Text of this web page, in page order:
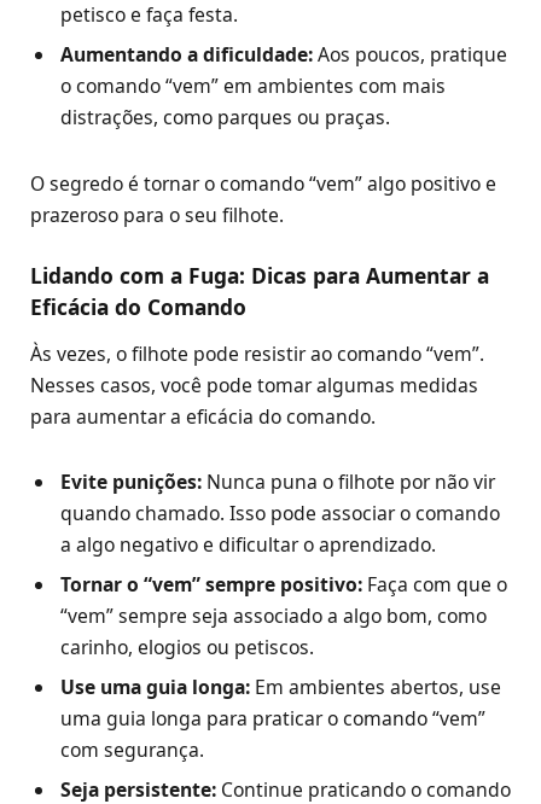
petisco e faça festa.
Aumentando a dificuldade:Aos poucos, pratique
o comando “vem” em ambientes com mais
distrações, como parques ou praças.
O segredo é tornar o comando “vem” algo positivo e
prazeroso para o seu filhote.
Lidando com a Fuga: Dicas para Aumentar a
Eficácia do Comando
Às vezes, o filhote pode resistir ao comando “vem”.
Nesses casos, você pode tomar algumas medidas
para aumentar a eficácia do comando.
Evite punições: Nunca puna o filhote por não vir
quando chamado. Isso pode associar o comando
a algo negativo e dificultar o aprendizado.
Tornar o “vem” sempre positivo: Faça com que o
“vem” sempre seja associado a algo bom, como
carinho, elogios ou petiscos.
Use uma guia longa: Em ambientes abertos, use
uma guia longa para praticar o comando “vem”
com segurança.
Seja persistente: Continue praticando o comando